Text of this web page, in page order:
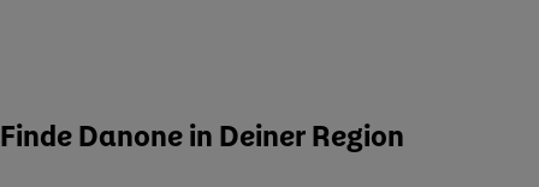
Finde Danone in Deiner Region